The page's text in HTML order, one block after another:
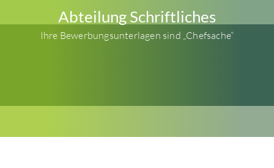
Abteilung Schriftliches
Ihre Bewerbungsunterlagen sind „Chefsache“